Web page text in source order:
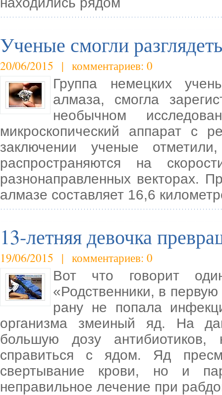
Ученые смогли
20/06/2015 | комментариев: 0
Группа немецких
алмаза, смогла
необычном
микроскопический аппарат с
заключении ученые
распространяются на
разнонаправленных векторах.
алмазе составляет 16,6
13-летняя девочка
19/06/2015 | комментариев: 0
Вот что говорит
«Родственники, в
рану не попала
организма змеиный яд. На
большую дозу
справиться с ядом. Яд
свертывание крови, но и
неправильное лечение при